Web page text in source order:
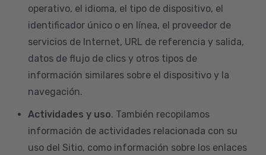
operativo, el idioma, el tipo de dispositivo, el
identificador único o en línea, el proveedor de
servicios de Internet, URL de referencia y salida,
datos de flujo de clics y otros tipos de
información similares sobre el dispositivo y la
navegación.
Actividades y uso. También recopilamos
información de actividades relacionada con su
uso del Sitio, como información sobre los enlaces